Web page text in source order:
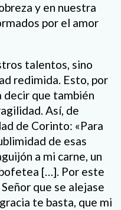
y en nuestra
por el amor
talentos, sino
redimida. Esto, por
decir que también
Así, de
de Corinto: «Para
de esas
a mi carne, un
[…]. Por este
que se alejase
te basta, que mi